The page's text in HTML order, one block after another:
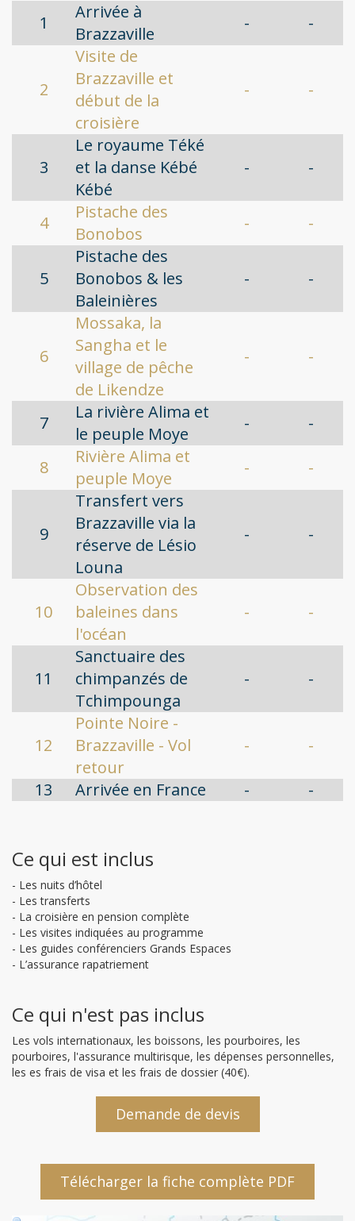
1
Arrivée à
Brazzaville
- -
2
Visite de
Brazzaville et
début de la
croisière
- -
3
Le royaume Téké
et la danse Kébé
Kébé
- -
4
Pistache des
Bonobos
- -
5
Pistache des
Bonobos & les
Baleinières
- -
6
Mossaka, la
Sangha et le
village de pêche
de Likendze
- -
7
La rivière Alima et
le peuple Moye
- -
8
Rivière Alima et
peuple Moye
- -
9
Transfert vers
Brazzaville via la
réserve de Lésio
Louna
- -
10
Observation des
baleines dans
l'océan
- -
11
Sanctuaire des
chimpanzés de
Tchimpounga
- -
12
Pointe Noire -
Brazzaville - Vol
retour
- -
13 Arrivée en France - -
Ce qui est inclus
- Les nuits d’hôtel
- Les transferts
- La croisière en pension complète
- Les visites indiquées au programme
- Les guides conférenciers Grands Espaces
- L’assurance rapatriement
Ce qui n'est pas inclus
Les vols internationaux, les boissons, les pourboires, les
pourboires, l'assurance multirisque, les dépenses personnelles,
les es frais de visa et les frais de dossier (40€).
Demande de devis
Télécharger la fiche complète PDF